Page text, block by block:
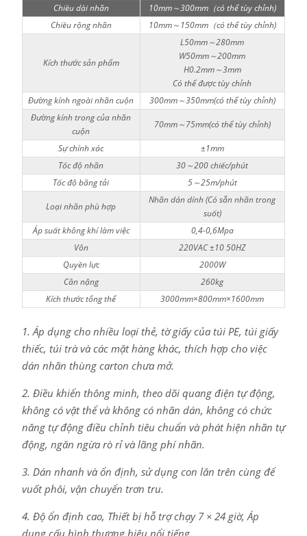
Chiều dài nhãn
10mm～300mm（có thể tùy chỉnh)
Chiều rộng nhãn
10mm～150mm（có thể tùy chỉnh)
Kích thước sản phẩm
L50mm～280mm
W50mm～200mm
H0.2mm～3mm
Có thể được tùy chỉnh
Đường kính ngoài nhãn cuộn
300mm～350mm(có thể tùy chỉnh)
Đường kính trong của nhãn
cuộn
70mm～75mm(có thể tùy chỉnh)
Sự chính xác
±1mm
Tốc độ nhãn
30～200 chiếc/phút
Tốc độ băng tải
5～25m/phút
Loại nhãn phù hợp
Nhãn dán dính (Có sẵn nhãn trong
suốt)
Áp suất không khí làm việc
0,4-0,6Mpa
Vôn
220VAC ±10 50HZ
Quyền lực
2000W
Cân nặng
260kg
Kích thước tổng thể
3000mm×800mm×1600mm
1. Áp dụng cho nhiều loại thẻ, tờ giấy của túi PE, túi giấy
thiếc, túi trà và các mặt hàng khác, thích hợp cho việc
dán nhãn thùng carton chưa mở.
2. Điều khiển thông minh, theo dõi quang điện tự động,
không có vật thể và không có nhãn dán, không có chức
năng tự động điều chỉnh tiêu chuẩn và phát hiện nhãn tự
động, ngăn ngừa rò rỉ và lãng phí nhãn.
3. Dán nhanh và ổn định, sử dụng con lăn trên cùng để
vuốt phôi, vận chuyển trơn tru.
4. Độ ổn định cao, Thiết bị hỗ trợ chạy 7 × 24 giờ, Áp